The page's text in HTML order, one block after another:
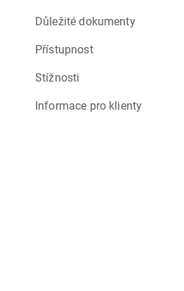
Důležité dokumenty
Přístupnost
Stížnosti
Informace pro klienty